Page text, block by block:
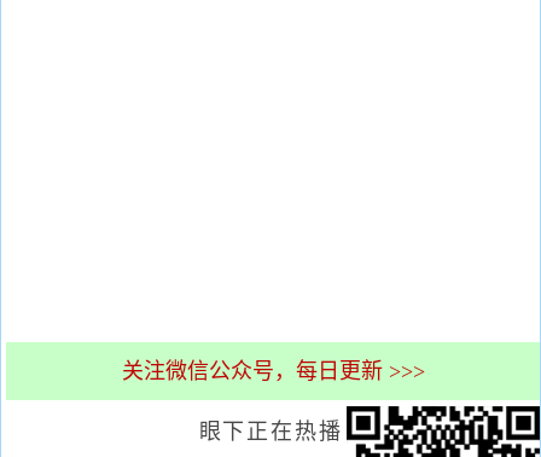
关注微信公众号，每日更新 >>>
眼下正在热播